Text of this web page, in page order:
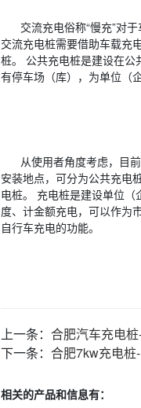
交流充电俗称“慢充”对
交流充电桩需要借助车载充
桩。 公共充电桩是建设在公
有停车场（库），为单位（
从使用者角度考虑，目
安装地点，可分为公共充电
电桩。 充电桩是建设单位
度、计金额充电，可以作为
自行车充电的功能。
上一条： 合肥汽车充电
下一条： 合肥7kw充电桩
相关的产品和信息有：